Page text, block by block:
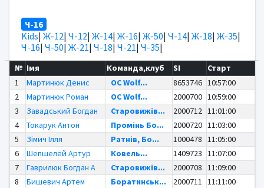
Ч-16
Kids| Ж-12| Ч-12| Ж-14| Ж-16| Ж-50| Ч-14| Ж-18| Ж-35|
Ч-16| Ч-50| Ж-21| Ч-18| Ч-21| Ч-35|
№ Імя Команда,клуб SI
Старт
1
Мартинюк Денис OC Wolf... 8653746 10:57:00
2
Мартинюк Роман OC Wolf... 2000700 10:59:00
3
Завадський Богдан Старовижів... 2000712 11:01:00
4
Токарук Антон Промінь Бо... 2000720 11:03:00
5
Зімич Ілля Ратнів, Бо... 1000478 11:05:00
6
Шепшелей Артур Ковель... 1409723 11:07:00
7
Гаврилюк Богдан А Старовижів... 2000708 11:09:00
8
Бишевич Артем Боратинськ... 2000711 11:11:00